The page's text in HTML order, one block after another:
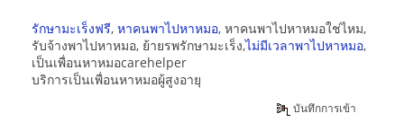
รักษามะเร็งฟรี, หาคนพาไปหาหมอ, หาคนพาไปหาหมอใช่ไหม,
รับจ้างพาไปหาหมอ, ย้ายรพรักษามะเร็ง,ไม่มีเวลาพาไปหาหมอ,
เป็นเพื่อนหาหมอcarehelper
บริการเป็นเพื่อนหาหมอผู้สูงอายุ
บันทึกการเข้า